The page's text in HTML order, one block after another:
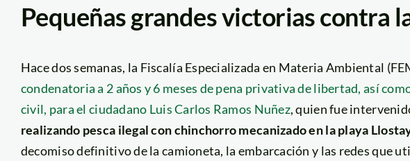
Pequeñas grandes victorias contra
Hace dos semanas, la Fiscalía Especializada en Materia Ambiental
condenatoria a 2 años y 6 meses de pena privativa de libertad, así
civil, para el ciudadano Luis Carlos Ramos Nuñez, quien fue
realizando pesca ilegal con chinchorro mecanizado en la playa
decomiso definitivo de la camioneta, la embarcación y las redes que